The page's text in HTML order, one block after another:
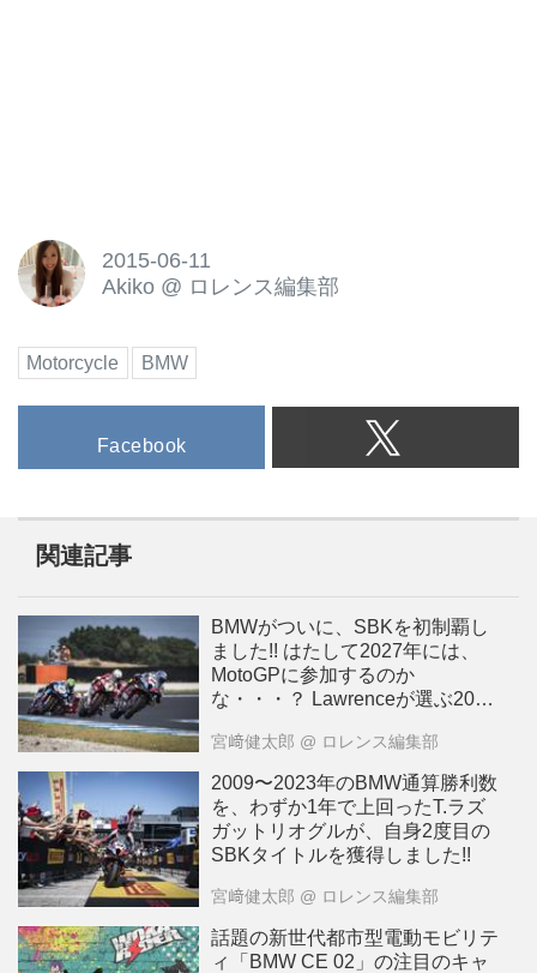
2015-06-11
Akiko @ ロレンス編集部
Motorcycle BMW
Facebook
関連記事
BMWがついに、SBKを初制覇し
ました!! はたして2027年には、
MotoGPに参加するのか
な・・・？ Lawrenceが選ぶ2024
宮﨑健太郎 @ ロレンス編集部
2009〜2023年のBMW通算勝利数
を、わずか1年で上回ったT.ラズ
ガットリオグルが、自身2度目の
SBKタイトルを獲得しました!!
宮﨑健太郎 @ ロレンス編集部
話題の新世代都市型電動モビリテ
ィ「BMW CE 02」の注目のキャ